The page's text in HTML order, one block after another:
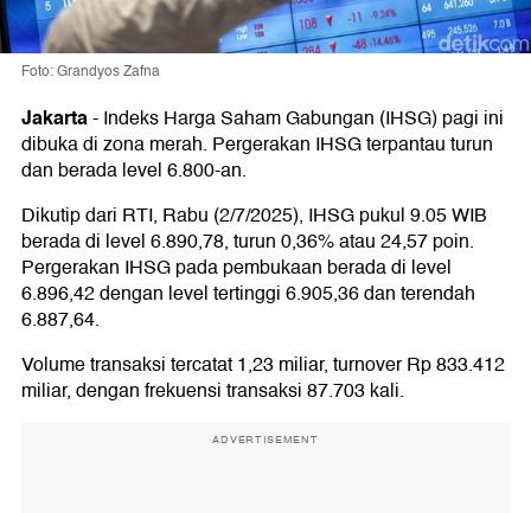
Foto: Grandyos Zafna
Jakarta-Indeks Harga Saham Gabungan (IHSG) pagi ini
dibuka di zona merah. Pergerakan IHSG terpantau turun
dan berada level 6.800-an.
Dikutip dari RTI, Rabu (2/7/2025), IHSG pukul 9.05 WIB
berada di level 6.890,78, turun 0,36% atau 24,57 poin.
Pergerakan IHSG pada pembukaan berada di level
6.896,42 dengan level tertinggi 6.905,36 dan terendah
6.887,64.
Volume transaksi tercatat 1,23 miliar, turnover Rp 833.412
miliar, dengan frekuensi transaksi 87.703 kali.
ADVERTISEMENT